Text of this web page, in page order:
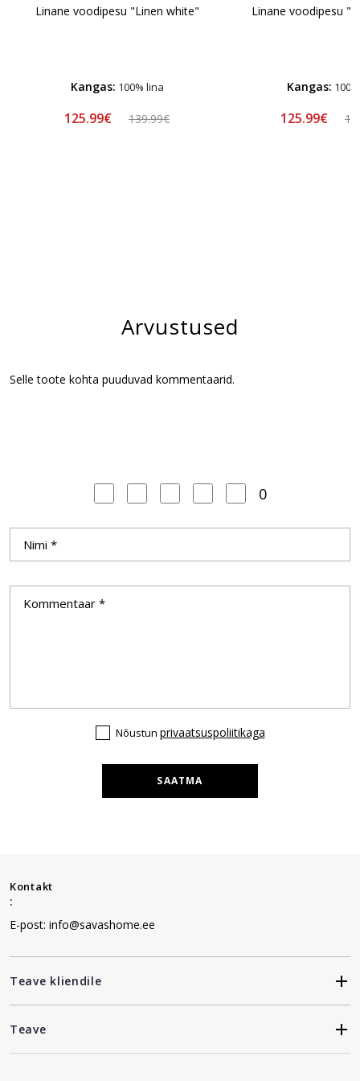
Linane voodipesu "Linen white"
Kangas: 100% lina
125.99€ 139.99€
Linane voodipesu
Kangas:
125.99€
Arvustused
Selle toote kohta puuduvad kommentaarid.
0
Nõustun privaatsuspoliitikaga
SAATMA
Kontakt
:
E-post: info@savashome.ee
Teave kliendile
Teave